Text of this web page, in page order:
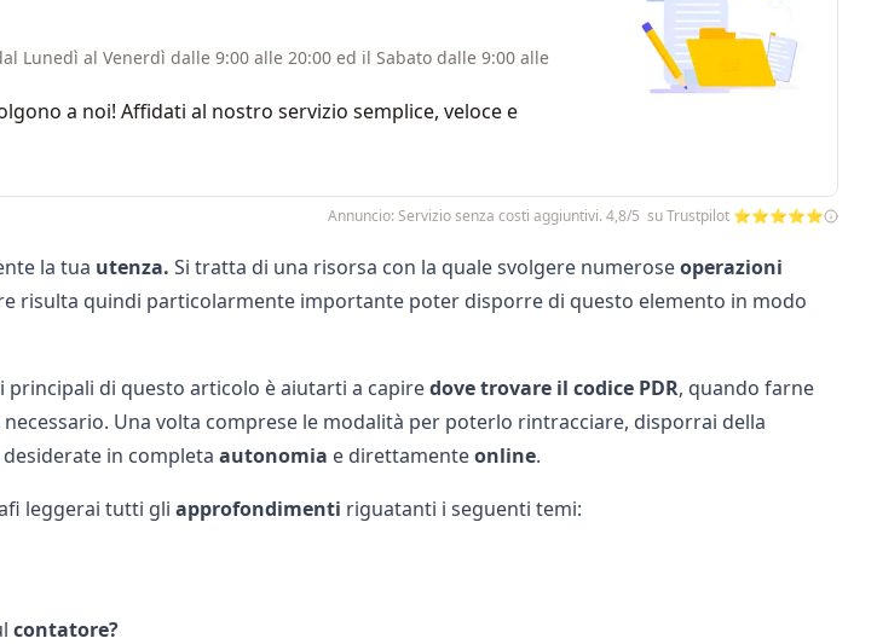
Lunedì al Venerdì dalle 9:00 alle 20:00 ed il Sabato dalle 9:00 alle
a noi! Affidati al nostro servizio semplice, veloce e
Annuncio: Servizio senza costi aggiuntivi. 4,8/5 su Trustpilot ⭐⭐⭐⭐⭐
la tua utenza. Si tratta di una risorsa con la quale svolgere numeroseoperazioni
risulta quindi particolarmente importante poter disporre di questo elemento in modo
principali di questo articolo è aiutarti a capiredove trovare il codice PDR, quando farne
Una volta comprese le modalità per poterlo rintracciare, disporrai della
in completa autonomia e direttamenteonline.
leggerai tutti gli approfondimenti riguatanti i seguenti temi:
contatore?